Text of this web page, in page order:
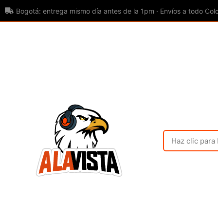
Bogotá: entrega mismo día antes de la 1pm · Envíos a todo